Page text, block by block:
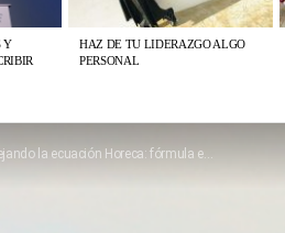
Y
HAZ DE TU LIDERAZGO ALGO
PERSONAL
la ecuación Horeca: fórmula estratégica para comprender el rumbo el sector